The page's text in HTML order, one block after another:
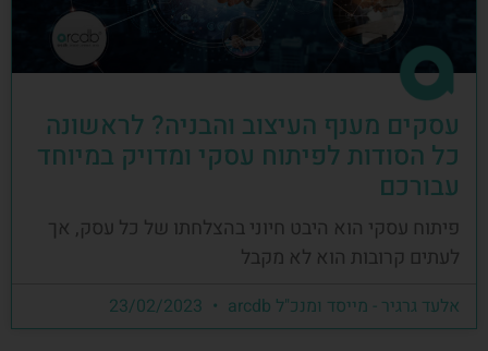
עסקים מענף העיצוב והבניה? לראשונה
כל הסודות לפיתוח עסקי ומדויק במיוחד
עבורכם
פיתוח עסקי הוא היבט חיוני בהצלחתו של כל עסק, אך
לעתים קרובות הוא לא מקבל
אלעד גרגיר - מייסד ומנכ"ל arcdb